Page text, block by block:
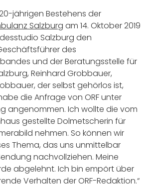
jährigen Bestehens der
Salzburg am 14. Oktober 2019
Salzburg den
des
und der Beratungsstelle für
Reinhard Grobbauer,
der selbst gehörlos ist,
die Anfrage von ORF unter
angenommen. Ich wollte die vom
gestellte Dolmetscherin für
nehmen. So können wir
Thema, das uns unmittelbar
nachvollziehen. Meine
abgelehnt. Ich bin empört über
Verhalten der ORF-Redaktion.“